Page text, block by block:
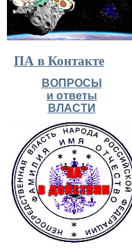
ПА в Контакте
ВОПРОСЫ
и ответы
ВЛАСТИ